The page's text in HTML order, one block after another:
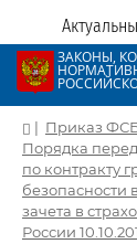
ЗАКОНЫ,
| Приказ ФСБ
Порядка
по контракту
безопасности
зачета в
России